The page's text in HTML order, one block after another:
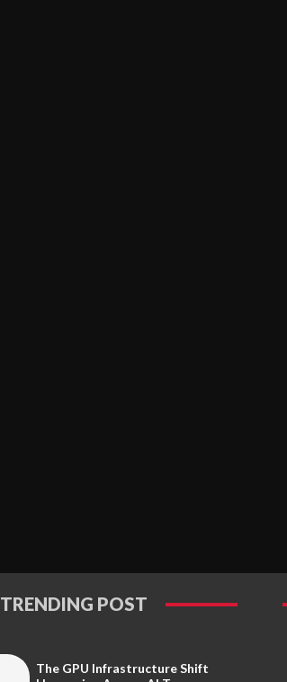
TRENDING POST
The GPU Infrastructure Shift